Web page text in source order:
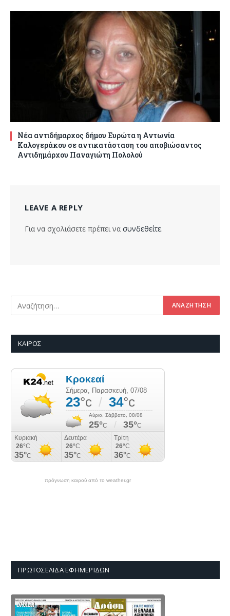
Νέα αντιδήμαρχος δήμου Ευρώτα η Αντωνία
Καλογεράκου σε αντικατάσταση του αποβιώσαντος
Αντιδημάρχου Παναγιώτη Πολολού
LEAVE A REPLY
Για να σχολιάσετε πρέπει να συνδεθείτε.
ΚΑΙΡΌΣ
πρόγνωση καιρού από το weather.gr
ΠΡΩΤΟΣΈΛΙΔΑ ΕΦΗΜΕΡΊΔΩΝ